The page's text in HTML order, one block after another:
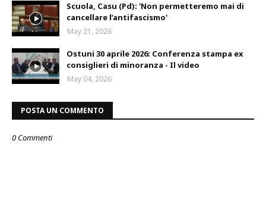
Scuola, Casu (Pd): 'Non permetteremo mai di
cancellare l’antifascismo'
May 21, 2026
Ostuni 30 aprile 2026: Conferenza stampa ex
consiglieri di minoranza - Il video
May 04, 2026
POSTA UN COMMENTO
0 Commenti